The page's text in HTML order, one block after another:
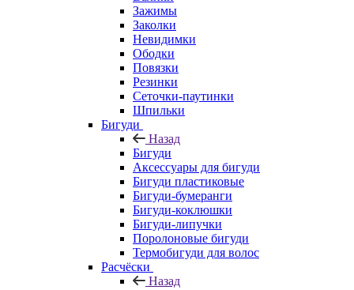
Зажимы
Заколки
Невидимки
Ободки
Повязки
Резинки
Сеточки-паутинки
Шпильки
Бигуди
Назад
Бигуди
Аксессуары для бигуди
Бигуди пластиковые
Бигуди-бумеранги
Бигуди-коклюшки
Бигуди-липучки
Поролоновые бигуди
Термобигуди для волос
Расчёски
Назад